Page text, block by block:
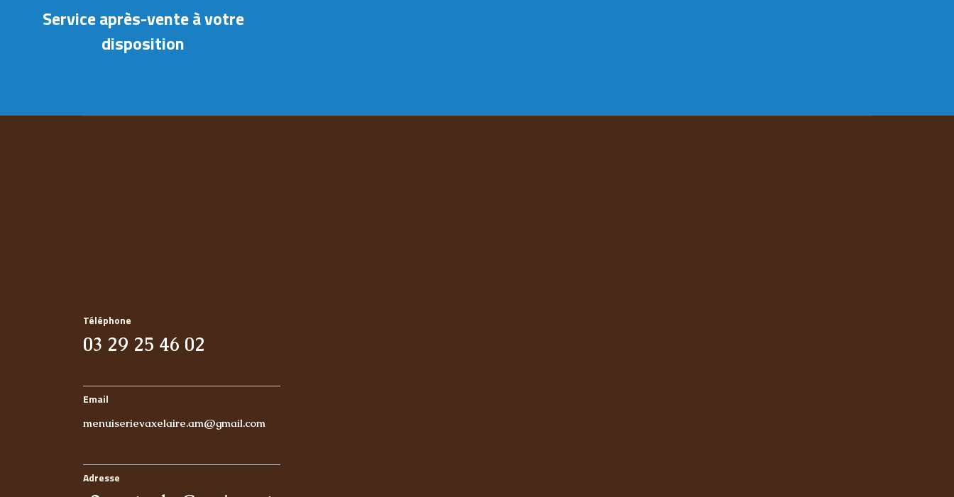
Service après-vente à votre
disposition
Téléphone
03 29 25 46 02
Email
menuiserievaxelaire.am@gmail.com
Adresse